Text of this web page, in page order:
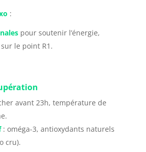
:
pour soutenir l’énergie,
le point R1.
avant 23h, température de
: oméga-3, antioxydants naturels
cru).